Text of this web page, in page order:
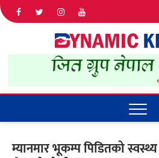
म्यानमार भूकम्प पिडितको